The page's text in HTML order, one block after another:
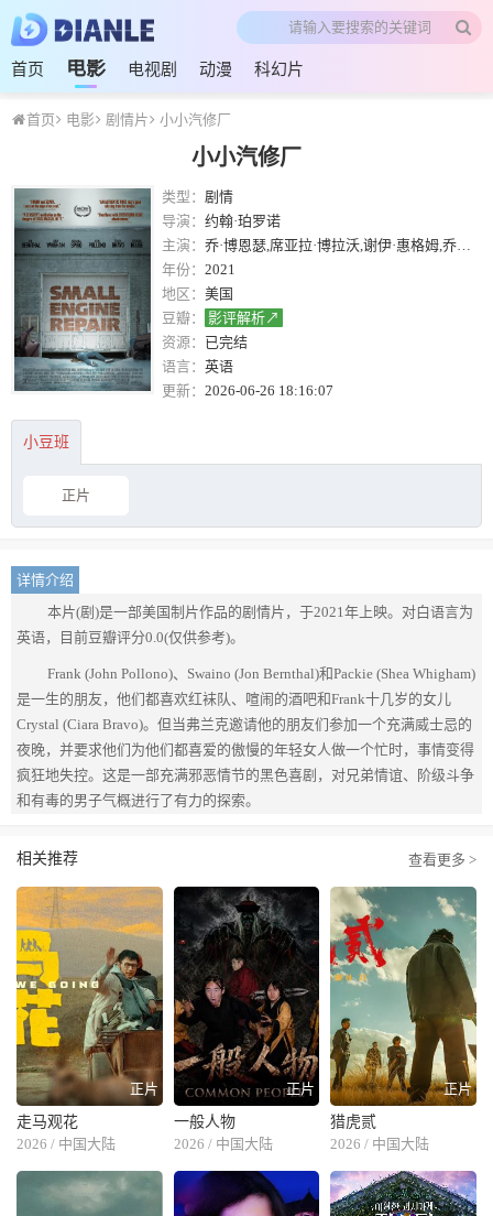
首页 电影 电视剧 动漫 科幻片
首页 电影 剧情片 小小汽修厂
小小汽修厂
类型： 剧情
导演： 约翰·珀罗诺
主演： 乔·博恩瑟,席亚拉·博拉沃,谢伊·惠格姆,乔丹娜·斯皮罗,乔什·赫尔曼,珍娜·拉米亚,阿什莉·阿特金森,约翰·罗斯曼,约书亚·比顿,斯潘塞·豪斯,约翰·珀罗诺,索菲·波洛诺,Shannon Esper,Zachary Hernandez,Ozzie Stewart,Michael Redfield
年份： 2021
地区： 美国
豆瓣：
影评解析↗
资源： 已完结
语言： 英语
更新： 2026-06-26 18:16:07
小豆班
正片
详情介绍
本片(剧)是一部美国制片作品的剧情片，于2021年上映。对白语言为
英语，目前豆瓣评分0.0(仅供参考)。
Frank (John Pollono)、Swaino (Jon Bernthal)和Packie (Shea Whigham)
是一生的朋友，他们都喜欢红袜队、喧闹的酒吧和Frank十几岁的女儿
Crystal (Ciara Bravo)。但当弗兰克邀请他的朋友们参加一个充满威士忌的
夜晚，并要求他们为他们都喜爱的傲慢的年轻女人做一个忙时，事情变得
疯狂地失控。这是一部充满邪恶情节的黑色喜剧，对兄弟情谊、阶级斗争
和有毒的男子气概进行了有力的探索。
相关推荐 查看更多 >
正片
走马观花
2026 / 中国大陆
正片
一般人物
2026 / 中国大陆
正片
猎虎贰
2026 / 中国大陆